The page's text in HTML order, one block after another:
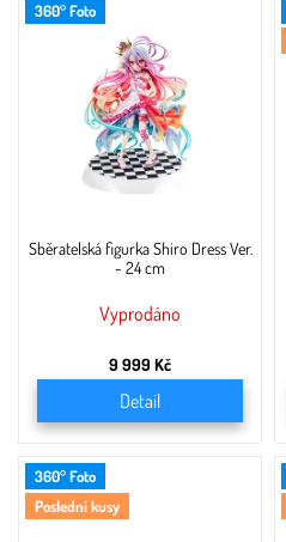
360° Foto
Sběratelská figurka Shiro Dress Ver.
- 24 cm
Vyprodáno
9 999 Kč
Detail
360° Foto
Poslední kusy